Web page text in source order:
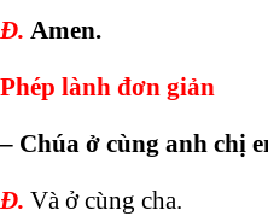
Đ. Amen.
Phép lành đơn giản
– Chúa ở cùng anh chị
Đ. Và ở cùng cha.